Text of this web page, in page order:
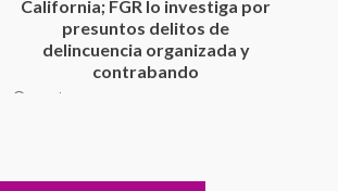
Sin paso carretera Oaxaca-
Cuacnopalan
26 junio 2026